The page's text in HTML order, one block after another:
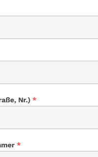
Nr.) *
*